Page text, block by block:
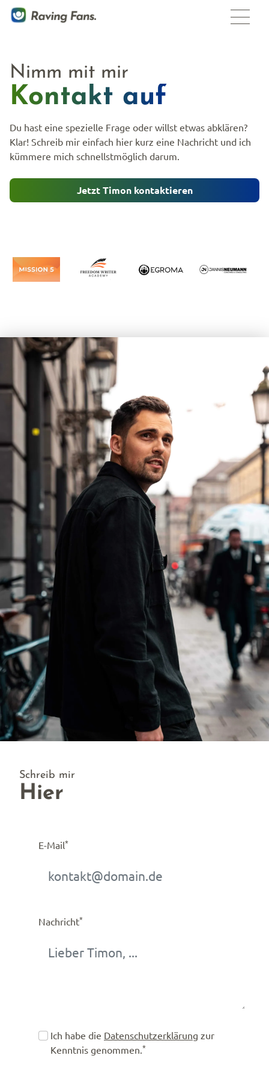
Nimm mit mir
Kontakt auf
Du hast eine spezielle Frage oder willst etwas abklären?
Klar! Schreib mir einfach hier kurz eine Nachricht und ich
kümmere mich schnellstmöglich darum.
Jetzt Timon kontaktieren
Schreib mir
Hier
E-Mail*
Nachricht*
Ich habe die Datenschutzerklärung zur
Kenntnis genommen.*